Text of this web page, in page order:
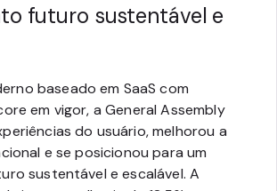
futuro sustentável e
baseado em SaaS com
em vigor, a General Assembly
do usuário, melhorou a
e se posicionou para um
sustentável e escalável. A